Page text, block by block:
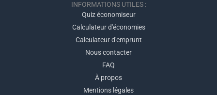
INFORMATIONS UTILES :
Quiz économiseur
Calculateur d'économies
Calculateur d'emprunt
Nous contacter
FAQ
À propos
Mentions légales